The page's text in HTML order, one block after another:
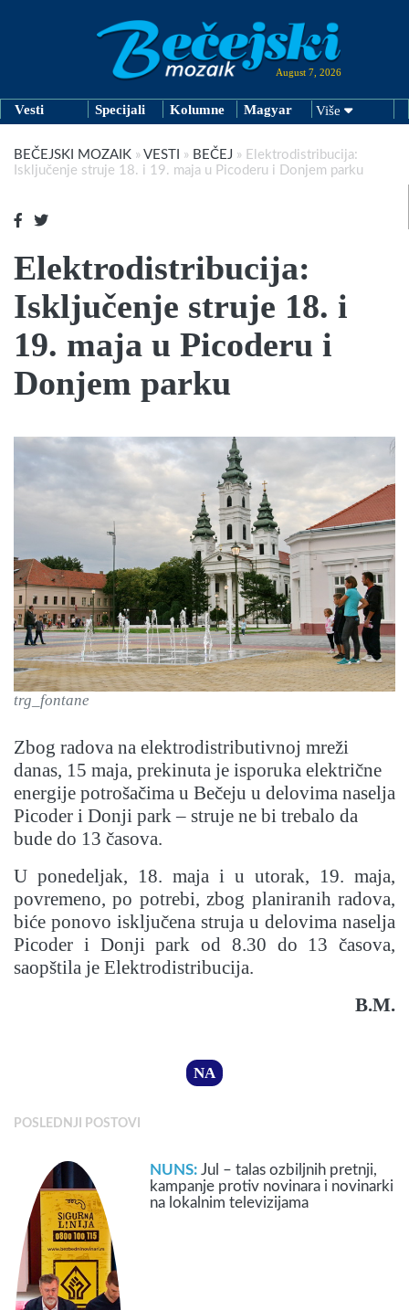
August 7, 2026
Vesti Specijali Kolumne Magyar Više
BEČEJSKI MOZAIK » VESTI » BEČEJ » Elektrodistribucija:
Isključenje struje 18. i 19. maja u Picoderu i Donjem parku
Elektrodistribucija:
Isključenje struje 18. i
19. maja u Picoderu i
Donjem parku
trg_fontane
Zbog radova na elektrodistributivnoj mreži
danas, 15 maja, prekinuta je isporuka električne
energije potrošačima u Bečeju u delovima naselja
Picoder i Donji park – struje ne bi trebalo da
bude do 13 časova.
U ponedeljak, 18. maja i u utorak, 19. maja,
povremeno, po potrebi, zbog planiranih radova,
biće ponovo isključena struja u delovima naselja
Picoder i Donji park od 8.30 do 13 časova,
saopštila je Elektrodistribucija.
B.M.
NA
POSLEDNJI POSTOVI
NUNS:Jul – talas ozbiljnih pretnji,
kampanje protiv novinara i novinarki
na lokalnim televizijama